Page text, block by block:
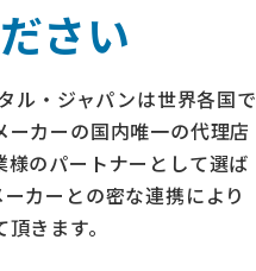
さい
ル・ジャパンは世界各国で
カーの国内唯一の代理店
のパートナーとして選ば
カーとの密な連携により
きます。